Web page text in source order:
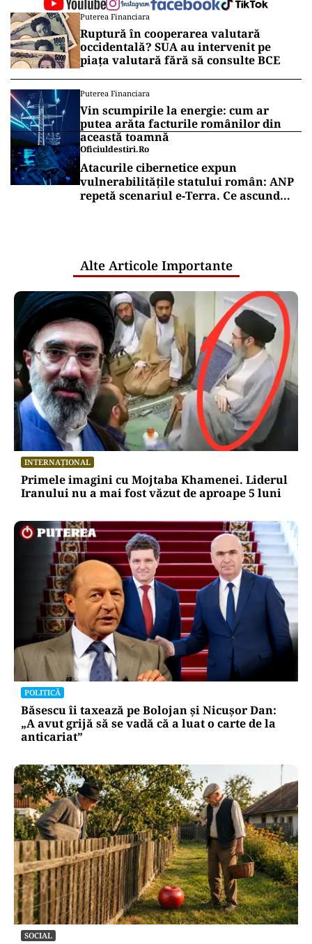
Puterea Financiara
Ruptură în cooperarea valutară
occidentală? SUA au intervenit pe
piața valutară fără să consulte BCE
Puterea Financiara
Vin scumpirile la energie: cum ar
putea arăta facturile românilor din
această toamnă
Oficiuldestiri.ro
Atacurile cibernetice expun
vulnerabilitățile statului român: ANP
repetă scenariul e‑Terra. Ce ascund
Alte Articole Importante
INTERNAȚIONAL
Primele imagini cu Mojtaba Khamenei. Liderul
Iranului nu a mai fost văzut de aproape 5 luni
POLITICĂ
Băsescu îi taxează pe Bolojan și Nicușor Dan:
„A avut grijă să se vadă că a luat o carte de la
anticariat”
SOCIAL